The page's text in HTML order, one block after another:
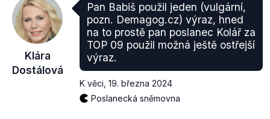
Klára
Dostálová
Pan Babiš použil jeden (vulgární,
pozn. Demagog.cz) výraz, hned
na to prostě pan poslanec Kolář za
TOP 09 použil možná ještě ostřejší
výraz.
K věci 19. března 2024
Poslanecká sněmovna